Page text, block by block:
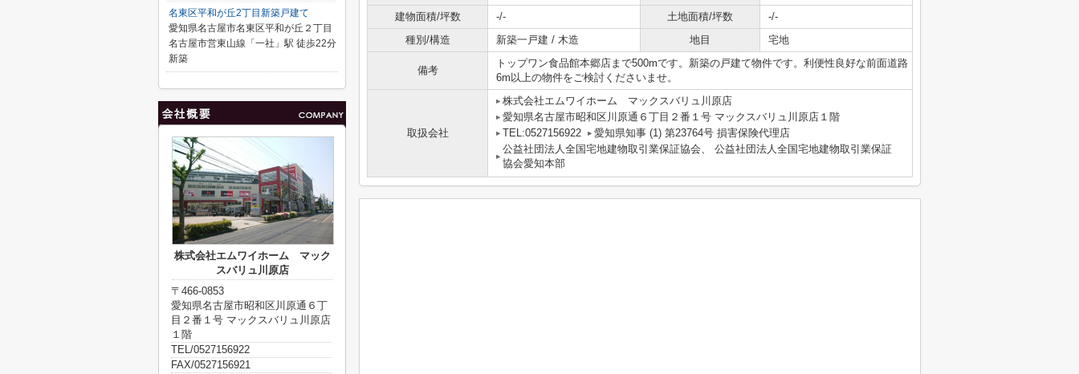
建物面積/坪数
-/- 土地面積/坪数
-/-
種別/構造
新築一戸建 / 木造 地目 宅地
備考
トップワン食品館本郷店まで500mです。新築の戸建て物件です。利便性良好な前面道路
6m以上の物件をご検討くださいませ。
取扱会社
株式会社エムワイホーム マックスバリュ川原店
愛知県名古屋市昭和区川原通６丁目２番１号 マックスバリュ川原店１階
TEL:0527156922
愛知県知事 (1) 第23764号 損害保険代理店
公益社団法人全国宅地建物取引業保証協会、 公益社団法人全国宅地建物取引業保証
協会愛知本部
名東区平和が丘2丁目新築戸建て
愛知県名古屋市名東区平和が丘２丁目
名古屋市営東山線「一社」駅 徒歩22分
新築
株式会社エムワイホーム マック
スバリュ川原店
〒466-0853
愛知県名古屋市昭和区川原通６丁
目２番１号 マックスバリュ川原店
１階
TEL/0527156922
FAX/0527156921